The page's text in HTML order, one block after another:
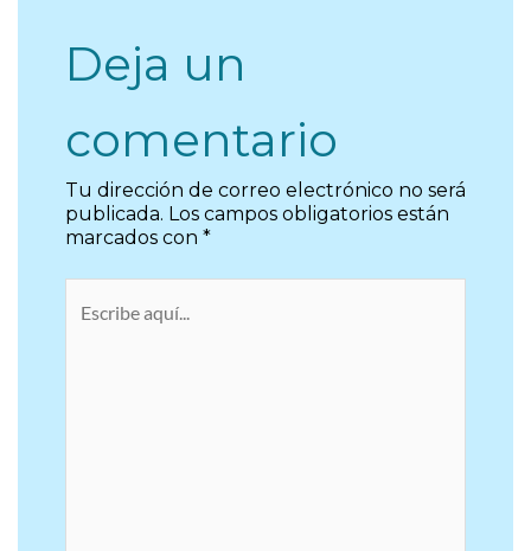
Deja un
comentario
Tu dirección de correo electrónico no será
publicada. Los campos obligatorios están
marcados con *